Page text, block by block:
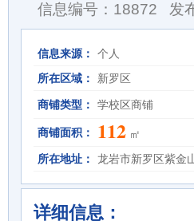
信息编号：18872 发
信息来源： 个人
所在区域：
新罗区
商铺类型： 学校区商铺
商铺面积： 112 ㎡
所在地址： 龙岩市新罗区紫金
详细信息：